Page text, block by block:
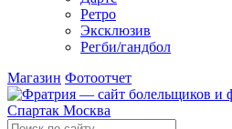
Ретро
Эксклюзив
Регби/гандбол
Магазин Фотоотчет